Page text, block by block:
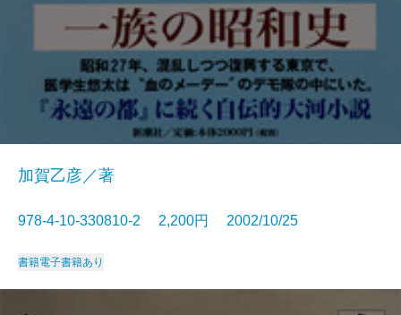
加賀乙彦／著
978-4-10-330810-2 2,200円 2002/10/25
書籍電子書籍あり